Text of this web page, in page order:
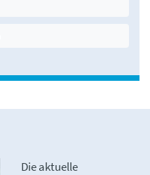
Die aktuelle